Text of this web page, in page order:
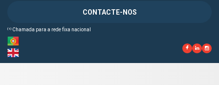
CONTACTE-NOS
⁽¹⁾ Chamada para a rede fixa nacional